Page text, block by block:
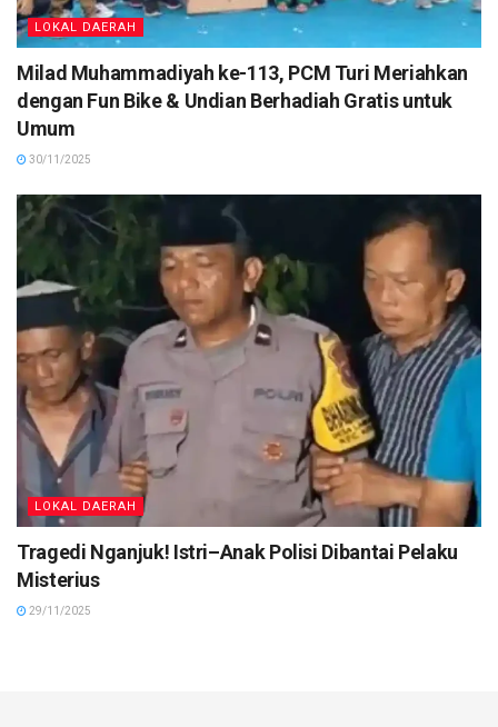
LOKAL DAERAH
Milad Muhammadiyah ke-113, PCM Turi Meriahkan
dengan Fun Bike & Undian Berhadiah Gratis untuk
Umum
30/11/2025
LOKAL DAERAH
Tragedi Nganjuk! Istri–Anak Polisi Dibantai Pelaku
Misterius
29/11/2025